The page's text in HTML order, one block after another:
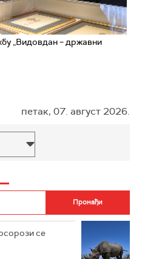
„Видовдан – државни
петак, 07. август 2026.
се